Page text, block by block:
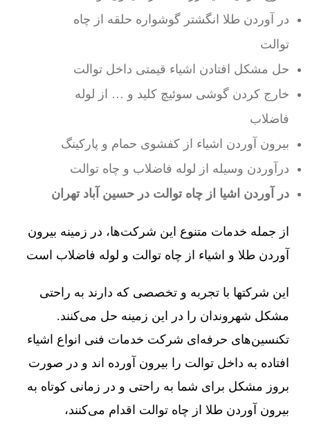
در آوردن طلا انگشتر گوشواره حلقه از چاه
توالت
حل مشکل افتادن اشیاء قیمتی داخل توالت
خارج کردن گوشی سوئیچ کلید و … از لوله
فاضلاب
بیرون آوردن اشیاء از کفشوی حمام و پارکینگ
درآوردن وسیله از لوله فاضلاب و چاه توالت
در آوردن اشیا از چاه توالت در حسین آباد تهران
از جمله خدمات متنوع این شرکت‌ها، در زمینه بیرون
آوردن طلا و اشیاء از چاه توالت و لوله فاضلاب است
این شرکتها با تجربه و تخصصی که دارند به راحتی
مشکل شهروندان را در این زمینه حل می‌کنند.
تکنسین‌های حرفه‌ای شرکت خدمات فنی انواع اشیاء
افتاده به داخل توالت را بیرون آورده اند و در صورت
بروز مشکل برای شما به راحتی و در زمانی کوتاه به
بیرون آوردن طلا از چاه توالت اقدام می‌کنند،